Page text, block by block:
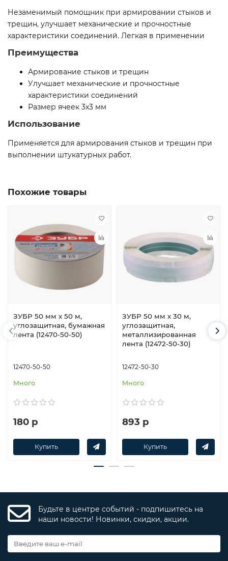
Незаменимый помощник при армировании стыков и
трещин, улучшает механические и прочностные
характеристики соединений. Легкая в применении
Преимущества
Армирование стыков и трещин
Улучшает механические и прочностные
характеристики соединений
Размер ячеек 3х3 мм
Использование
Применяется для армирования стыков и трещин при
выполнении штукатурных работ.
Похожие товары
ЗУБР 50 мм х 50 м,
углозащитная, бумажная
лента (12470-50-50)
12470-50-50
Много
180 р
Купить
ЗУБР 50 мм х 30 м,
углозащитная,
металлизированная
лента (12472-50-30)
12472-50-30
Много
893 р
Купить
Будьте в центре событий - подпишитесь на
наши новости! Новинки, скидки, акции.